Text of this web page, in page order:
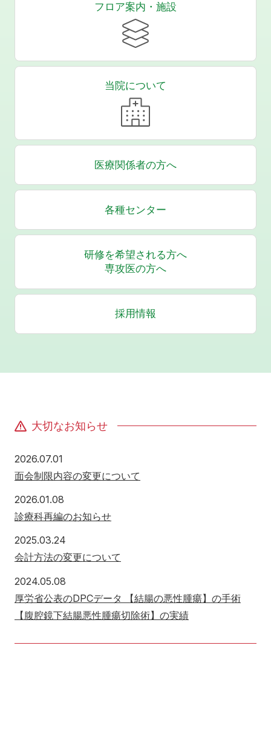
フロア案内・施設
当院について
医療関係者の方へ
各種センター
研修を希望される方へ
専攻医の方へ
採用情報
大切なお知らせ
2026.07.01
面会制限内容の変更について
2026.01.08
診療科再編のお知らせ
2025.03.24
会計方法の変更について
2024.05.08
厚労省公表のDPCデータ 【結腸の悪性腫瘍】の手術
【腹腔鏡下結腸悪性腫瘍切除術】の実績